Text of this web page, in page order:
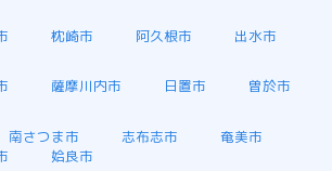
枕崎市 阿久根市
出水市
薩摩川内市 日置市
曽於市
南さつま市 志布志市
奄美市
姶良市